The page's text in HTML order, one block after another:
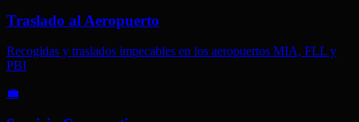
Traslado al Aeropuerto
Recogidas y traslados impecables en los aeropuertos MIA, FLL y
PBI
💼